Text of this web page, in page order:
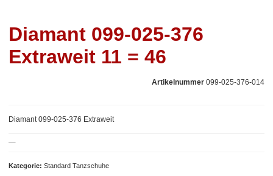
Diamant 099-025-376
Extraweit 11 = 46
Artikelnummer 099-025-376-014
Kategorie Standard Tanzschuhe
Diamant 099-025-376 Extraweit